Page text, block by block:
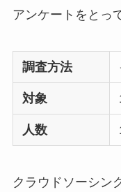
アンケートをとっ
調査方法
対象
人数
クラウドソーシン